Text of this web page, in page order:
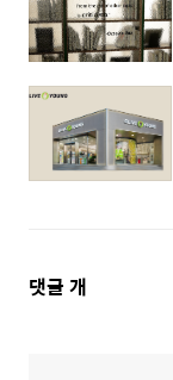
댓
댓글 개